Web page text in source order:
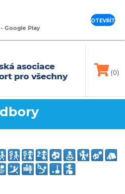
(0)
Google Play
OTEVŘÍT